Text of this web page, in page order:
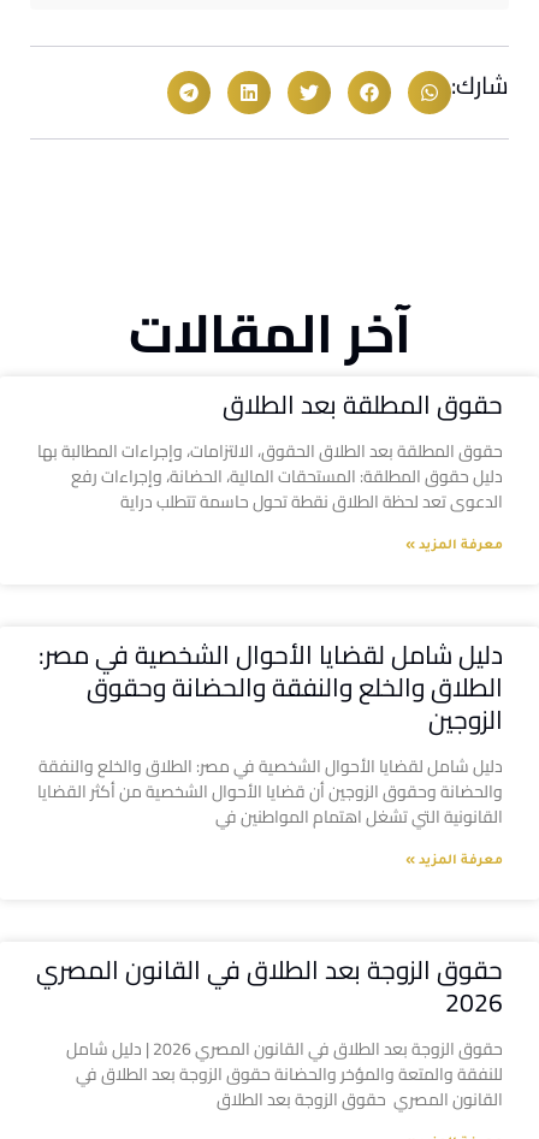
شارك:
آخر المقالات
حقوق المطلقة بعد الطلاق
حقوق المطلقة بعد الطلاق الحقوق، الالتزامات، وإجراءات المطالبة بها
دليل حقوق المطلقة: المستحقات المالية، الحضانة، وإجراءات رفع
الدعوى تعد لحظة الطلاق نقطة تحول حاسمة تتطلب دراية
معرفة المزيد »
دليل شامل لقضايا الأحوال الشخصية في مصر:
الطلاق والخلع والنفقة والحضانة وحقوق
الزوجين
دليل شامل لقضايا الأحوال الشخصية في مصر: الطلاق والخلع والنفقة
والحضانة وحقوق الزوجين أن قضايا الأحوال الشخصية من أكثر القضايا
القانونية التي تشغل اهتمام المواطنين في
معرفة المزيد »
حقوق الزوجة بعد الطلاق في القانون المصري
2026
حقوق الزوجة بعد الطلاق في القانون المصري 2026 | دليل شامل
للنفقة والمتعة والمؤخر والحضانة حقوق الزوجة بعد الطلاق في
القانون المصري حقوق الزوجة بعد الطلاق